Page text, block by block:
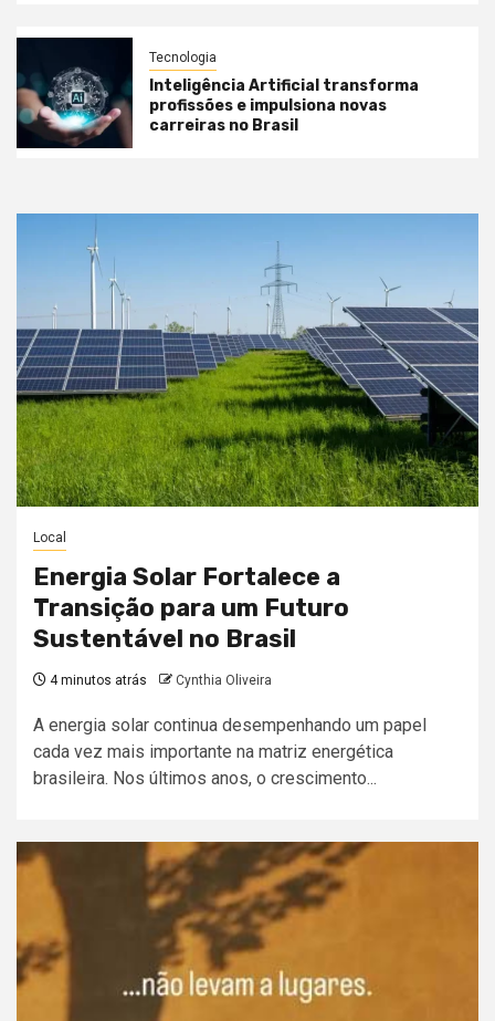
Tecnologia
Inteligência Artificial transforma
profissões e impulsiona novas
carreiras no Brasil
Local
Energia Solar Fortalece a
Transição para um Futuro
Sustentável no Brasil
4 minutos atrás Cynthia Oliveira
A energia solar continua desempenhando um papel
cada vez mais importante na matriz energética
brasileira. Nos últimos anos, o crescimento...